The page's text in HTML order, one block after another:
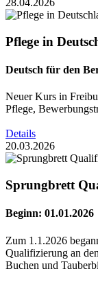
28.04.2026
Pflege in
Deutsch für den
Neuer Kurs in
Pflege,
Details
20.03.2026
Sprungbrett
Beginn: 01.01.2026
Zum 1.1.2026
Qualifizierung an
Buchen und